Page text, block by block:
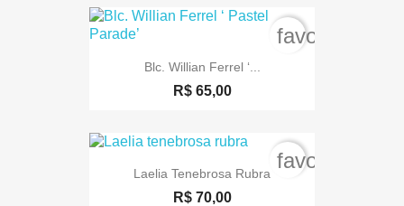
Blc. Willian Ferrel ‘...
R$ 65,00
Laelia Tenebrosa Rubra
R$ 70,00